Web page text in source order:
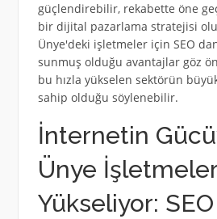
güçlendirebilir, rekabette öne
bir dijital pazarlama stratejisi
Ünye'deki işletmeler için SEO
sunmuş olduğu avantajlar göz
bu hızla yükselen sektörün
sahip olduğu söylenebilir.
İnternetin
Ünye
Yükseliyor: SEO